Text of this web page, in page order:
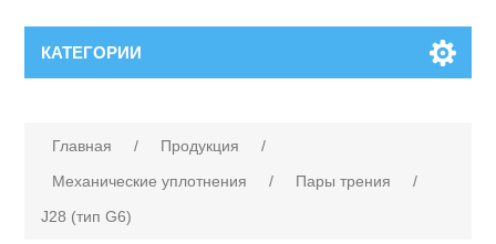
КАТЕГОРИИ
Главная / Продукция
/
Механические уплотнения
/ Пары трения
/
J28 (тип G6)